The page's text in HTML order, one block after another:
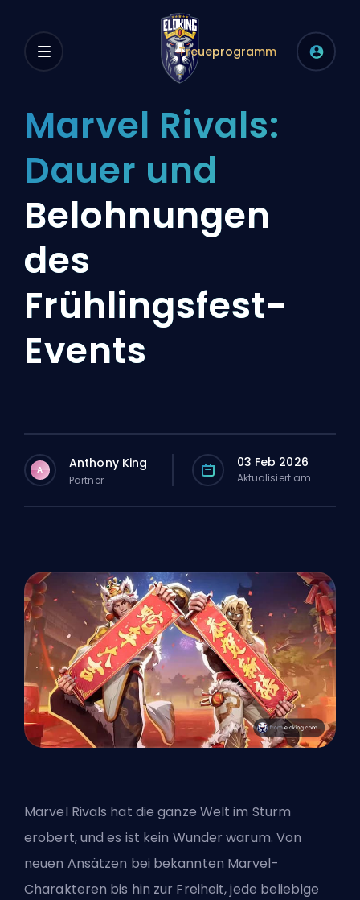
Treueprogramm
Marvel Rivals:
Dauer und
Belohnungen
des
Frühlingsfest-
Events
A Anthony King
Partner
03 Feb 2026
Aktualisiert am
Marvel Rivals hat die ganze Welt im Sturm
erobert, und es ist kein Wunder warum. Von
neuen Ansätzen bei bekannten Marvel-
Charakteren bis hin zur Freiheit, jede beliebige